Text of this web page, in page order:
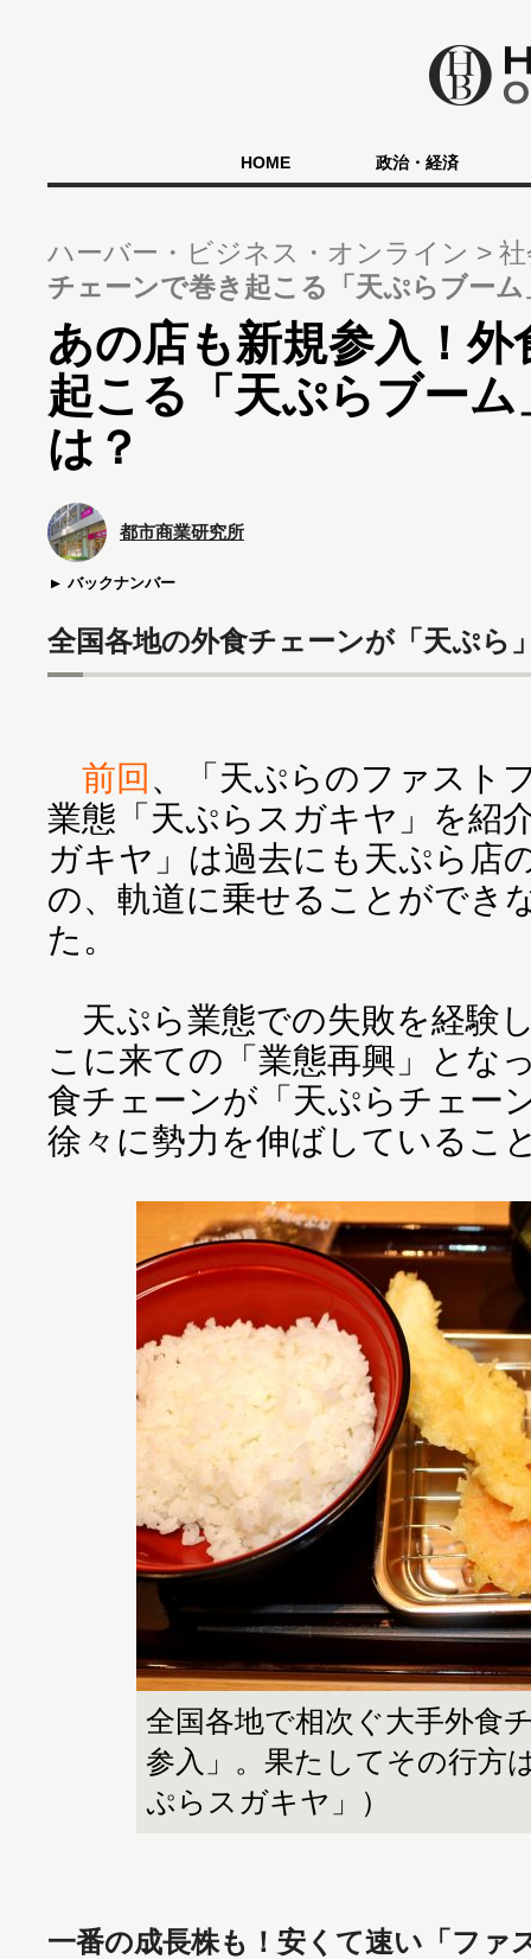
HOME 政治・経済
ハーバー・ビジネス・オンライン
チェーンで巻き起こる「天ぷらブー
あの店も新規参入！
起こる「天ぷらブー
は？
都市商業研究所
バックナンバー
全国各地の外食チェーンが「天ぷら
前回、「天ぷらのファスト
業態「天ぷらスガキヤ」を紹
ガキヤ」は過去にも天ぷら店
の、軌道に乗せることができ
た。
天ぷら業態での失敗を経験
こに来ての「業態再興」とな
食チェーンが「天ぷらチェー
徐々に勢力を伸ばしているこ
全国各地で相次ぐ大手外食
参入」。果たしてその行方
ぷらスガキヤ」）
一番の成長株も！安くて速い「ファ